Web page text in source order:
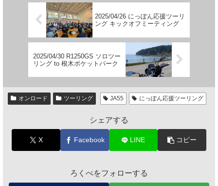
2025/04/26 にっぽん応援ツーリ
ング キックオフミーティング
2025/04/30 R1250GS ソロツー
リング to 根木ポケットパーク
オンロード ツーリング JA55 にっぽん応援ツーリング
シェアする
X Facebook LINE コピー
ろくべをフォローする